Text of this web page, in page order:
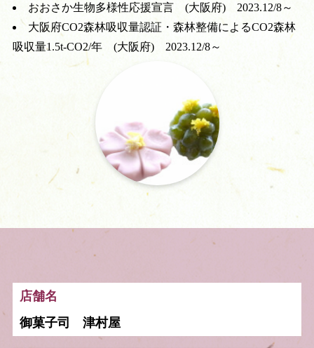
おおさか生物多様性応援宣言 (大阪府) 2023.12/8～
大阪府CO2森林吸収量認証・森林整備によるCO2森林
吸収量1.5t-CO2/年 (大阪府) 2023.12/8～
店舗名
御菓子司 津村屋